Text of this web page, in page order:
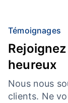
Témoignages
heureux
Nous nous
clients. Ne